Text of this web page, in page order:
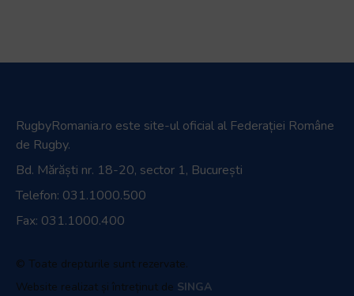
RugbyRomania.ro este site-ul oficial al Federației Române
de Rugby.
Bd. Mărăști nr. 18-20, sector 1, București
Telefon: 031.1000.500
Fax: 031.1000.400
© Toate drepturile sunt rezervate.
Website realizat și întreținut de SINGA